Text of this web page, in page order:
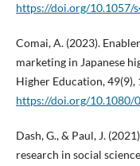
https://doi.org/10.1057/
Comai, A. (2023).
marketing in Japanese
Higher Education, 49(9),
https://doi.org/10.1080/
Dash, G., & Paul, J.
research in social